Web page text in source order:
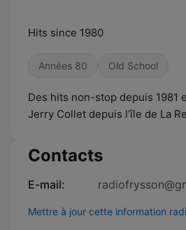
Hits since 1980
Années 80 Old School
Des hits non-stop depuis 1981
Jerry Collet depuis l’île de La
Contacts
E-mail:
Mettre à jour cette information